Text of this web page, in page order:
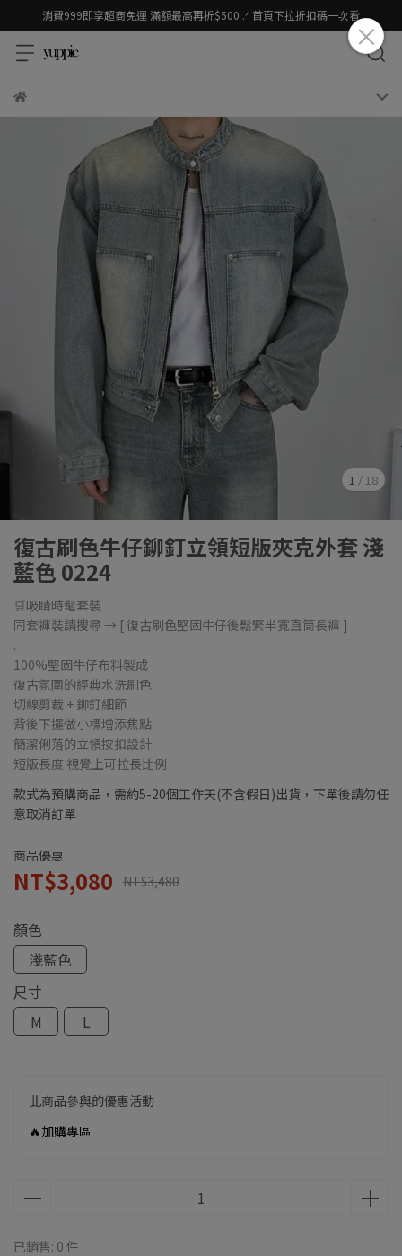
消費999即享超商免運 滿額最高再折$500 .ᐟ 首頁下拉折扣碼一次看
1 / 18
復古刷色牛仔鉚釘立領短版夾克外套 淺
藍色 0224
🛒吸睛時髦套裝
同套褲裝請搜尋 → [ 復古刷色堅固牛仔後鬆緊半寬直筒長褲 ]
.
100%堅固牛仔布料製成
復古氛圍的經典水洗刷色
切線剪裁 + 鉚釘細節
背後下擺做小標增添焦點
簡潔俐落的立領按扣設計
短版長度 視覺上可拉長比例
款式為預購商品，需約5-20個工作天(不含假日)出貨，下單後請勿任
意取消訂單
商品優惠
NT$3,080 NT$3,480
顏色
淺藍色
尺寸
M
L
此商品參與的優惠活動
🔥加購專區
已銷售: 0 件